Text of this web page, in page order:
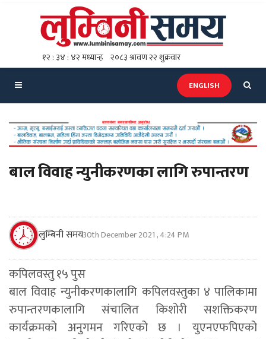
ENGLISH
बाल विवाह न्युनीकरणका लागि रुपान्तरण
लुम्बिनी समय30th December 2021 , 4:24 PM
कपिलवस्तु १५ पुस
बाल विवाह न्युनीकरणकालागि कपिलवस्तुका ४ पालिकामा
रुपान्तरणकालागि संचालित किशोरी सशक्तिकरण
कार्यक्रमको अनुगमन गरिएको छ । युएनएफपिएको